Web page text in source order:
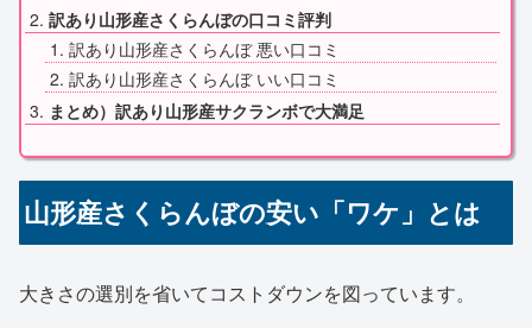
訳あり山形産さくらんぼの口コミ評判
訳あり山形産さくらんぼ 悪い口コミ
訳あり山形産さくらんぼ いい口コミ
まとめ）訳あり山形産サクランボで大満足
山形産さくらんぼの安い「ワケ」とは
大きさの選別を省いてコストダウンを図っています。